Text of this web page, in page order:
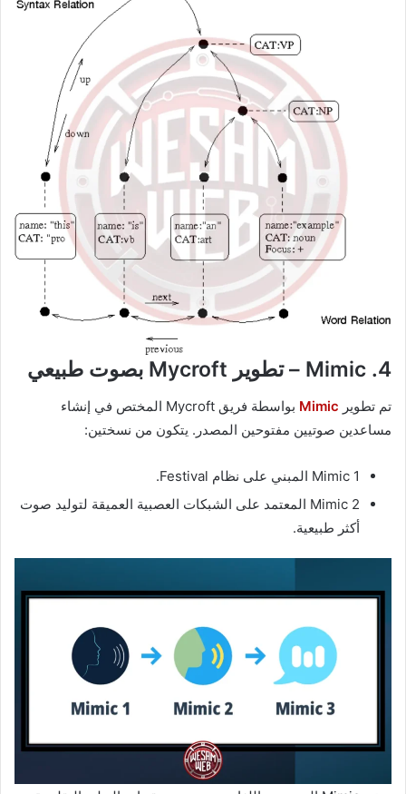
4. Mimic – تطوير Mycroft بصوت طبيعي
تم تطوير Mimic
بواسطة فريق Mycroft المختص في إنشاء
مساعدين صوتيين مفتوحين المصدر. يتكون من نسختين:
Mimic 1 المبني على نظام Festival.
Mimic 2 المعتمد على الشبكات العصبية العميقة لتوليد صوت
أكثر طبيعية.